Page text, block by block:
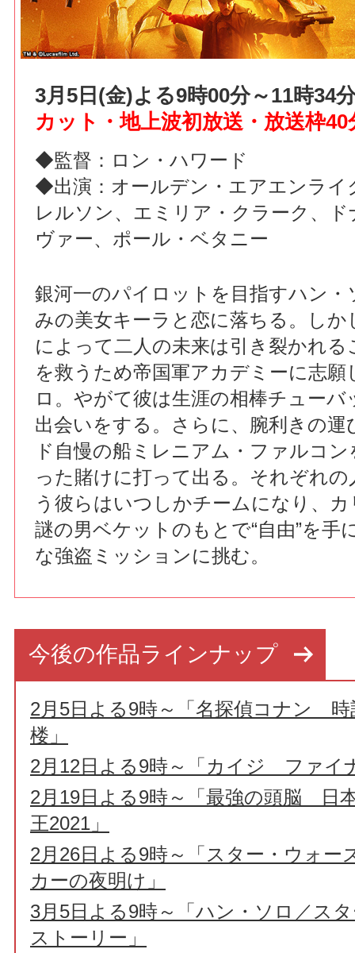
3月5日(金)よる9時00分～11時
カット・地上波初放送・放送枠40
◆監督：ロン・ハワード
◆出演：オールデン・エアエンライ
レルソン、エミリア・クラーク、
ヴァー、ポール・ベタニー
銀河一のパイロットを目指すハン・
みの美女キーラと恋に落ちる。しか
によって二人の未来は引き裂かれる
を救うため帝国軍アカデミーに志願
ロ。やがて彼は生涯の相棒チューバ
出会いをする。さらに、腕利きの運
ド自慢の船ミレニアム・ファルコ
った賭けに打って出る。それぞれ
う彼らはいつしかチームになり、
謎の男ベケットのもとで“自由”を手
な強盗ミッションに挑む。
今後の作品ラインナップ
2月5日よる9時～「名探偵コナン 時
楼」
2月12日よる9時～「カイジ ファイ
2月19日よる9時～「最強の頭脳 日
王2021」
2月26日よる9時～「スター・ウォー
カーの夜明け」
3月5日よる9時～「ハン・ソロ／ス
ストーリー」